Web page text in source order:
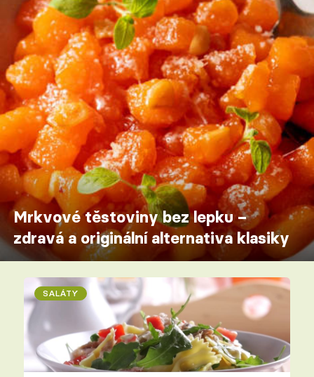
Mrkvové těstoviny bez lepku –
zdravá a originální alternativa klasiky
SALÁTY